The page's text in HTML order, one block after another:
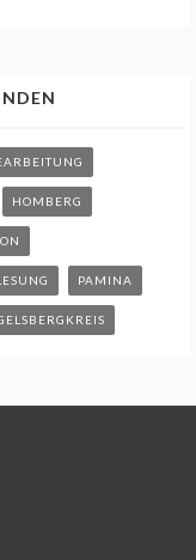
HOMBERG
PAMINA